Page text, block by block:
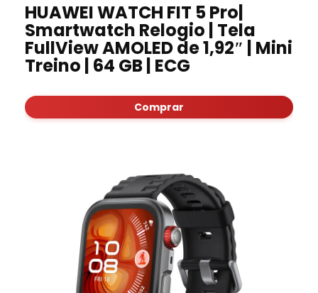
HUAWEI WATCH FIT 5 Pro|
Smartwatch Relogio | Tela
FullView AMOLED de 1,92″ | Mini
Treino | 64 GB | ECG
Comprar